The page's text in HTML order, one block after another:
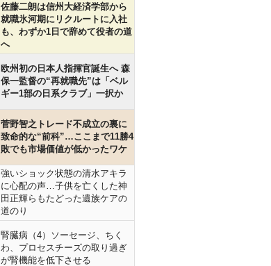
佐藤二朗は信州大経済学部から
就職氷河期にリクルートに入社
も、わずか1日で辞めて役者の道
へ
欧州初の日本人指揮官誕生へ 森
保一監督の“再就職先”は「ベル
ギー1部の日系クラブ」一択か
菅野智之トレード不成立の裏に
致命的な“前科”…ここまで11勝4
敗でも市場価値が低かったワケ
強いショック状態の清水アキラ
に心配の声…子供を亡くした神
田正輝らもたどった遺族ケアの
道のり
腎臓病（4）ソーセージ、ちく
わ、プロセスチーズの取り過ぎ
が腎機能を低下させる